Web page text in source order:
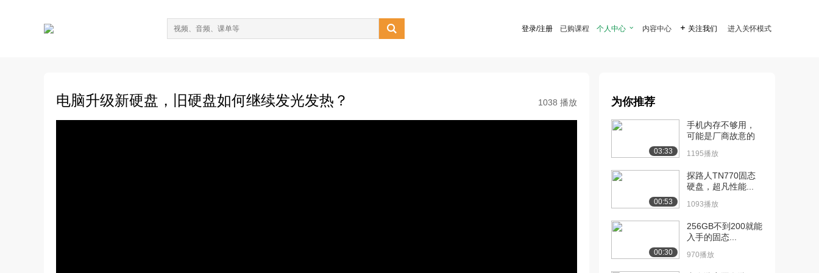
 登录/注册 已购课程 个人中心  内容中心  关注我们 进入关怀模式
电脑升级新硬盘，旧硬盘如何继续发光发热？ 1038 播放 为你推荐
03:33
手机内存不够用，
可能是厂商故意的
1195播放
00:53
探路人TN770固态
硬盘，超凡性能...
1093播放
00:30
256GB不到200就能
入手的固态...
970播放